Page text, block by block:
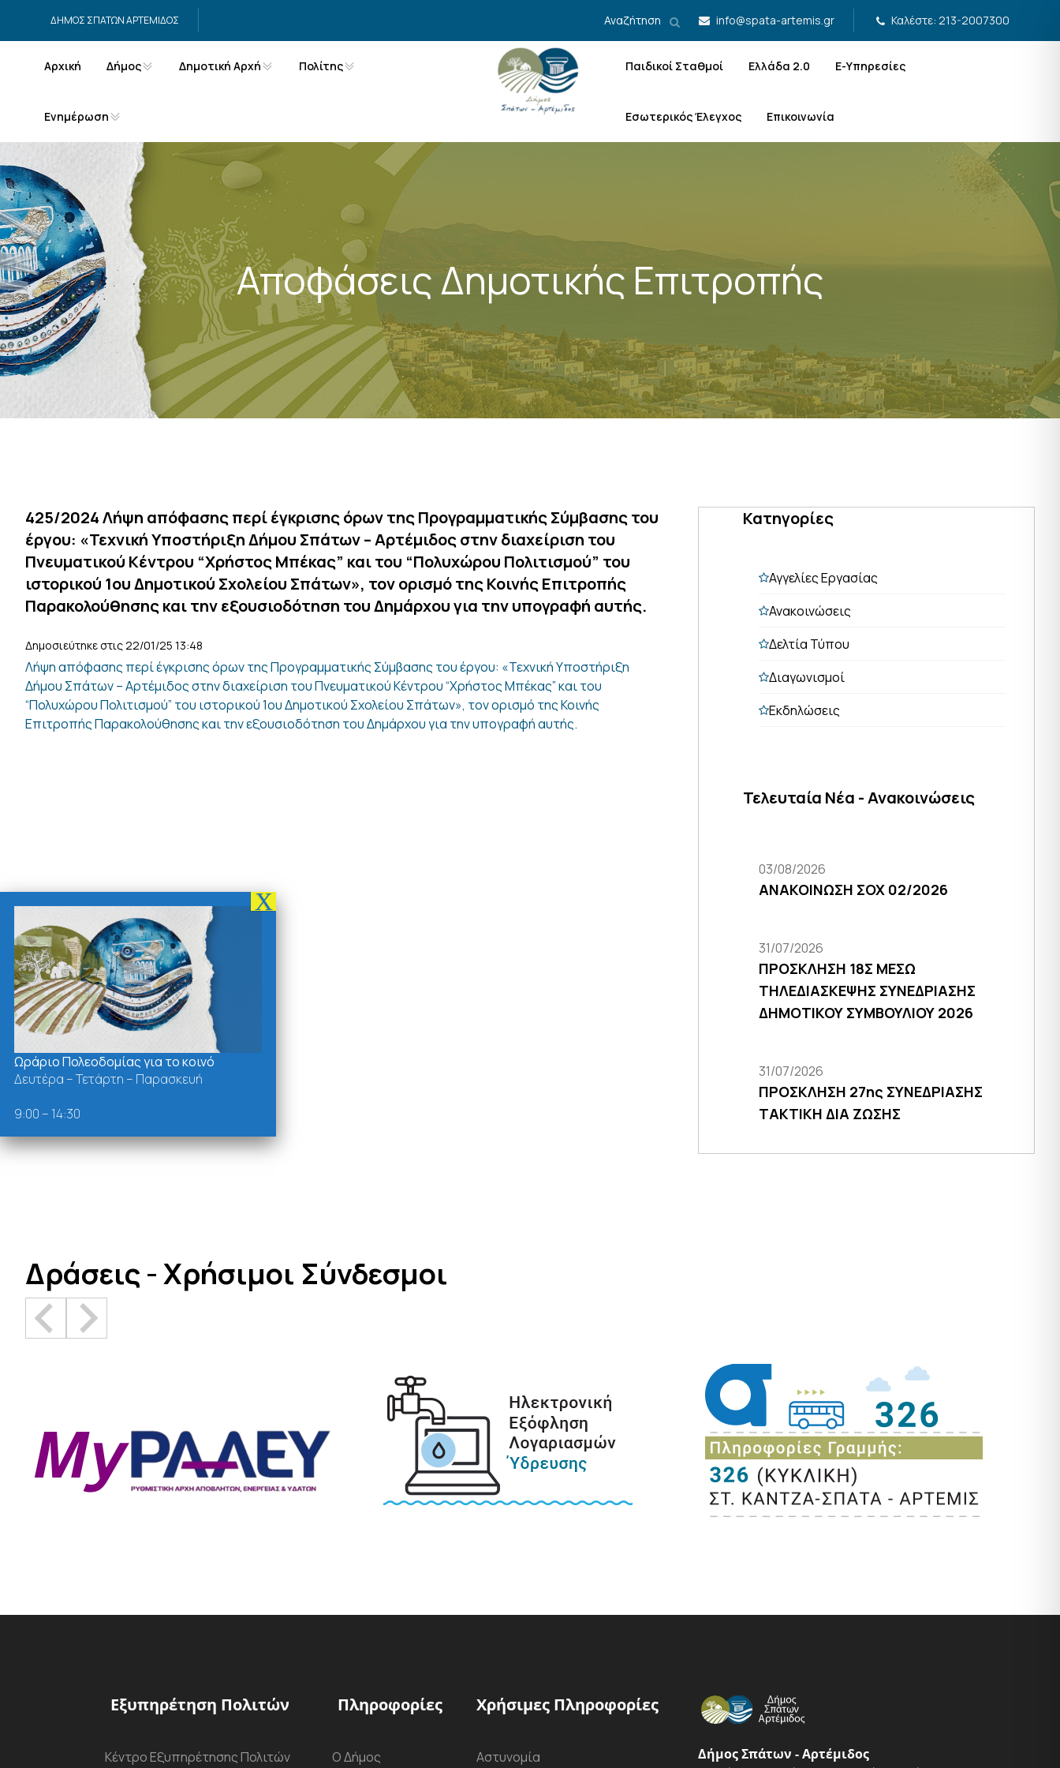
ΔΗΜΟΣ ΣΠΑΤΩΝ ΑΡΤΕΜΙΔΟΣ Αναζήτηση info@spata-artemis.gr Καλέστε: 213-2007300
Αρχική Δήμος Δημοτική Αρχή Πολίτης
Ενημέρωση
Παιδικοί Σταθμοί Ελλάδα 2.0 Ε-Υπηρεσίες
Εσωτερικός Έλεγχος Επικοινωνία
Αποφάσεις Δημοτικής Επιτροπής
425/2024 Λήψη απόφασης περί έγκρισης όρων της Προγραμματικής Σύμβασης του
έργου: «Τεχνική Υποστήριξη Δήμου Σπάτων – Αρτέμιδος στην διαχείριση του
Πνευματικού Κέντρου “Χρήστος Μπέκας” και του “Πολυχώρου Πολιτισμού” του
ιστορικού 1ου Δημοτικού Σχολείου Σπάτων», τον ορισμό της Κοινής Επιτροπής
Παρακολούθησης και την εξουσιοδότηση του Δημάρχου για την υπογραφή αυτής.
Δημοσιεύτηκε στις 22/01/25 13:48
Λήψη απόφασης περί έγκρισης όρων της Προγραμματικής Σύμβασης του έργου: «Τεχνική Υποστήριξη
Δήμου Σπάτων – Αρτέμιδος στην διαχείριση του Πνευματικού Κέντρου “Χρήστος Μπέκας” και του
“Πολυχώρου Πολιτισμού” του ιστορικού 1ου Δημοτικού Σχολείου Σπάτων», τον ορισμό της Κοινής
Επιτροπής Παρακολούθησης και την εξουσιοδότηση του Δημάρχου για την υπογραφή αυτής.
Κατηγορίες
Αγγελίες Εργασίας
Ανακοινώσεις
Δελτία Τύπου
Διαγωνισμοί
Εκδηλώσεις
Τελευταία Νέα - Ανακοινώσεις
03/08/2026
ΑΝΑΚΟΙΝΩΣΗ ΣΟΧ 02/2026
31/07/2026
ΠΡΟΣΚΛΗΣΗ 18Σ ΜΕΣΩ
ΤΗΛΕΔΙΑΣΚΕΨΗΣ ΣΥΝΕΔΡΙΑΣΗΣ
ΔΗΜΟΤΙΚΟΥ ΣΥΜΒΟΥΛΙΟΥ 2026
31/07/2026
ΠΡΟΣΚΛΗΣΗ 27ης ΣΥΝΕΔΡΙΑΣΗΣ
ΤΑΚΤΙΚΗ ΔΙΑ ΖΩΣΗΣ
Δράσεις - Χρήσιμοι Σύνδεσμοι
Εξυπηρέτηση Πολιτών
Κέντρο Εξυπηρέτησης Πολιτών
Πληροφορίες
Ο Δήμος
Χρήσιμες Πληροφορίες
Αστυνομία
Δήμος Σπάτων - Αρτέμιδος
Ωράριο Πολεοδομίας για το κοινό
Δευτέρα – Τετάρτη – Παρασκευή
9:00 – 14:30